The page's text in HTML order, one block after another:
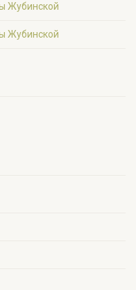
Жубинской
Жубинской